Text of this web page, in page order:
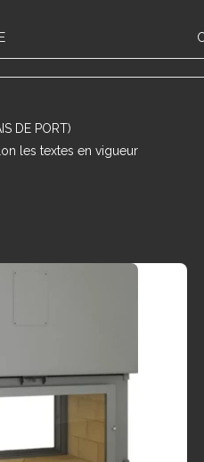
DE PORT)
les textes en vigueur